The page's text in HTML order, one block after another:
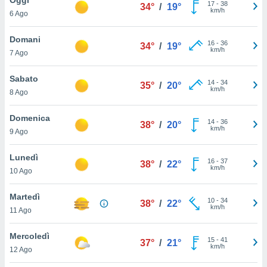
è
al sito
di
ci
di
il
un
la
nella
6 Ago
34° / 19° 17- 38
km/h
Domani
7 Ago
34° / 19° 16- 36
km/h
Sabato
8 Ago
35° / 20° 14- 34
km/h
Domenica
9 Ago
38° / 20° 14- 36
km/h
Lunedì
10 Ago
38° / 22° 16- 37
km/h
Martedì
11 Ago
38° / 22° 10- 34
km/h
Mercoledì
12 Ago
37° / 21° 15- 41
km/h